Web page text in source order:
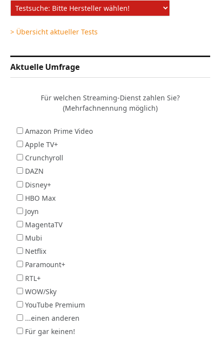
> Übersicht aktueller Tests
Aktuelle Umfrage
Für welchen Streaming-Dienst zahlen Sie?
(Mehrfachnennung möglich)
Amazon Prime Video
Apple TV+
Crunchyroll
DAZN
Disney+
HBO Max
Joyn
MagentaTV
Mubi
Netflix
Paramount+
RTL+
WOW/Sky
YouTube Premium
...einen anderen
Für gar keinen!